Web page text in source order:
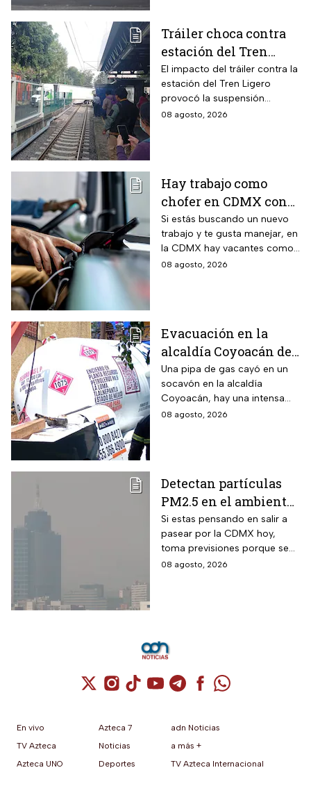
Tráiler choca contra
estación del Tren
Ligero en CDMX
El impacto del tráiler contra la
estación del Tren Ligero
provocó la suspensión
momentánea del servicio
08 agosto, 2026
Hay trabajo como
chofer en CDMX con
sueldo de 13 mil 500
pesos; requisitos para
aplicar
Si estás buscando un nuevo
trabajo y te gusta manejar, en
la CDMX hay vacantes como
chofer y aquí te decimos
08 agosto, 2026
Evacuación en la
alcaldía Coyoacán de
CDMX tras caída de
una pipa en un
socavón
Una pipa de gas cayó en un
socavón en la alcaldía
Coyoacán, hay una intensa
movilización de servicios de
08 agosto, 2026
Detectan partículas
PM2.5 en el ambiente;
así esta la calidad del
aire hoy en la CDMX
Si estas pensando en salir a
pasear por la CDMX hoy,
toma previsiones porque se
detectaron partículas
08 agosto, 2026
Cuenta de X / Twitter (se abre en una
Cuenta de Instagram (se abre en una
Cuenta de TikTok (se abre en
Cuenta de YouTube (se abre
Cuenta de Telegram (se
Cuenta de
Cuenta de
En vivo
TV Azteca
Azteca UNO
Azteca 7
Noticias
Deportes
adn Noticias
a más +
TV Azteca Internacional